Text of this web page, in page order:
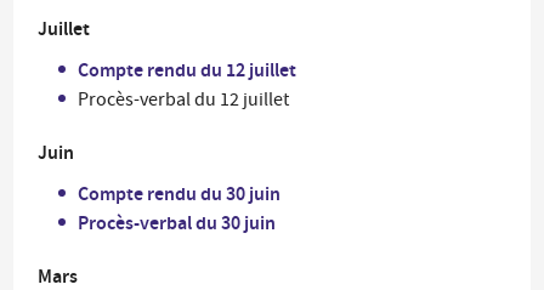
Juillet
Compte rendu du 12 juillet
Procès-verbal du 12 juillet
Juin
Compte rendu du 30 juin
Procès-verbal du 30 juin
Mars